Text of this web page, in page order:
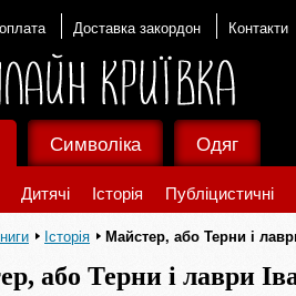
Доставка закордон Контакти
Дитячі Історія Публіцистичні
Символіка Одяг
Історія Майстер, або Терни і
або Терни і лаври